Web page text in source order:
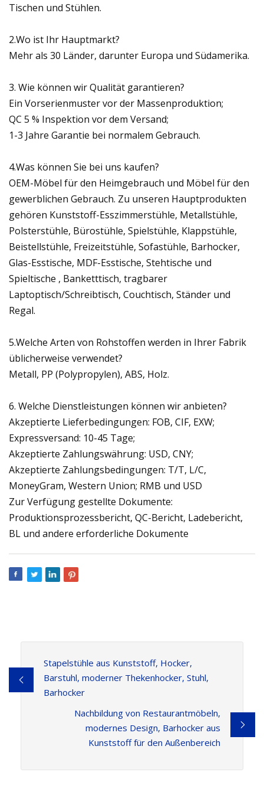
Tischen und Stühlen.
2.Wo ist Ihr Hauptmarkt?
Mehr als 30 Länder, darunter Europa und Südamerika.
3. Wie können wir Qualität garantieren?
Ein Vorserienmuster vor der Massenproduktion;
QC 5 % Inspektion vor dem Versand;
1-3 Jahre Garantie bei normalem Gebrauch.
4.Was können Sie bei uns kaufen?
OEM-Möbel für den Heimgebrauch und Möbel für den
gewerblichen Gebrauch. Zu unseren Hauptprodukten
gehören Kunststoff-Esszimmerstühle, Metallstühle,
Polsterstühle, Bürostühle, Spielstühle, Klappstühle,
Beistellstühle, Freizeitstühle, Sofastühle, Barhocker,
Glas-Esstische, MDF-Esstische, Stehtische und
Spieltische , Banketttisch, tragbarer
Laptoptisch/Schreibtisch, Couchtisch, Ständer und
Regal.
5.Welche Arten von Rohstoffen werden in Ihrer Fabrik
üblicherweise verwendet?
Metall, PP (Polypropylen), ABS, Holz.
6. Welche Dienstleistungen können wir anbieten?
Akzeptierte Lieferbedingungen: FOB, CIF, EXW;
Expressversand: 10-45 Tage;
Akzeptierte Zahlungswährung: USD, CNY;
Akzeptierte Zahlungsbedingungen: T/T, L/C,
MoneyGram, Western Union; RMB und USD
Zur Verfügung gestellte Dokumente:
Produktionsprozessbericht, QC-Bericht, Ladebericht,
BL und andere erforderliche Dokumente
Stapelstühle aus Kunststoff, Hocker,
Barstuhl, moderner Thekenhocker, Stuhl,
Barhocker
Nachbildung von Restaurantmöbeln,
modernes Design, Barhocker aus
Kunststoff für den Außenbereich